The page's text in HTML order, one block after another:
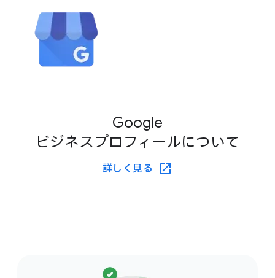
Google
ビジネスプロフィールに​ついて
詳しく​見る